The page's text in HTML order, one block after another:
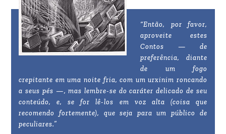
“Então, por favor,
aproveite estes
Contos — de
preferência, diante
de um fogo
crepitante em uma noite fria, com um urxinim roncando
a seus pés —, mas lembre-se do caráter delicado de seu
conteúdo, e, se for lê-los em voz alta (coisa que
recomendo fortemente), que seja para um público de
peculiares.”